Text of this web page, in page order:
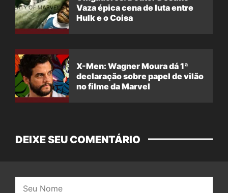
Vaza épica cena de luta entre
Hulk e o Coisa
X-Men: Wagner Moura dá 1ª
declaração sobre papel de vilão
no filme da Marvel
DEIXE SEU COMENTÁRIO